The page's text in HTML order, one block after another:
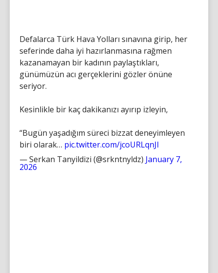
Defalarca Türk Hava Yolları sınavına girip, her
seferinde daha iyi hazırlanmasına rağmen
kazanamayan bir kadının paylaştıkları,
günümüzün acı gerçeklerini gözler önüne
seriyor.
Kesinlikle bir kaç dakikanızı ayırıp izleyin,
“Bugün yaşadığım süreci bizzat deneyimleyen
biri olarak… pic.twitter.com/jcoURLqnJl
— Serkan Tanyildizi (@srkntnyldz) January 7,
2026